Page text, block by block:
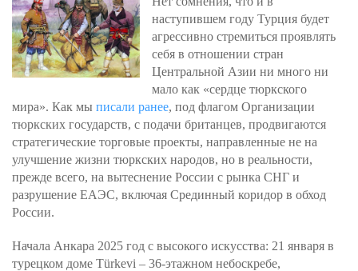
наступившем году Турция будет
агрессивно стремиться проявлять
себя в отношении стран
Центральной Азии ни много ни
мало как «сердце тюркского
мира». Как мы писали ранее, под флагом Организации
тюркских государств, с подачи британцев, продвигаются
стратегические торговые проекты, направленные не на
улучшение жизни тюркских народов, но в реальности,
прежде всего, на вытеснение России с рынка СНГ и
разрушение ЕАЭС, включая Срединный коридор в обход
России.
Начала Анкара 2025 год с высокого искусства: 21 января в
турецком доме Türkevi – 36-этажном небоскребе,